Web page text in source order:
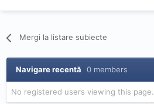
Mergi la listare subiecte
Navigare recentă 0 members
No registered users viewing this page.